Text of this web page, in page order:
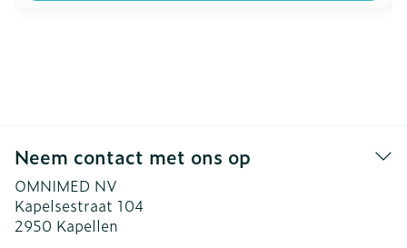
Neem contact met ons op
OMNIMED NV
Kapelsestraat 104
2950 Kapellen